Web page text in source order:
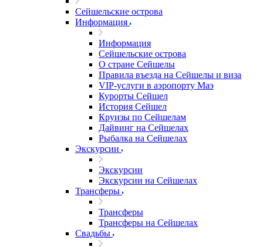
Сейшельские острова
Информация
Информация
Сейшельские острова
О стране Сейшелы
Правила въезда на Сейшелы и виза
VIP-услуги в аэропорту Маэ
Курорты Сейшел
История Сейшел
Круизы по Сейшелам
Дайвинг на Сейшелах
Рыбалка на Сейшелах
Экскурсии
Экскурсии
Экскурсии на Сейшелах
Трансферы
Трансферы
Трансферы на Сейшелах
Свадьбы